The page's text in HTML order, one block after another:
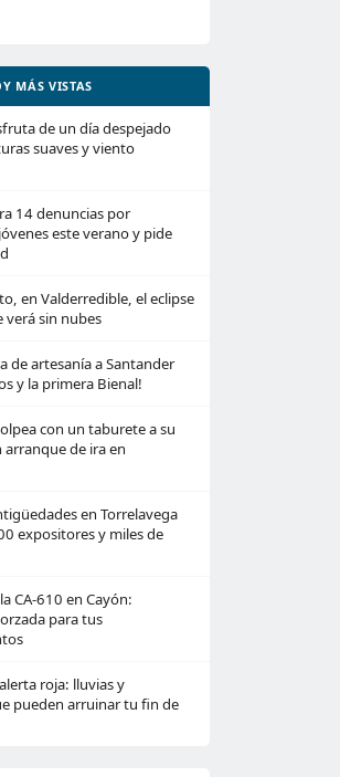
MÁS VISTAS
de un día despejado
suaves y viento
14 denuncias por
este verano y pide
en Valderredible, el eclipse
verá sin nubes
de artesanía a Santander
y la primera Bienal!
con un taburete a su
de ira en
en Torrelavega
expositores y miles de
CA-610 en Cayón:
para tus
roja: lluvias y
pueden arruinar tu fin de